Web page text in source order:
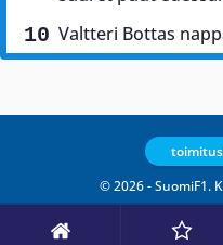
Valtteri Bottas
© 2026 - SuomiF1.